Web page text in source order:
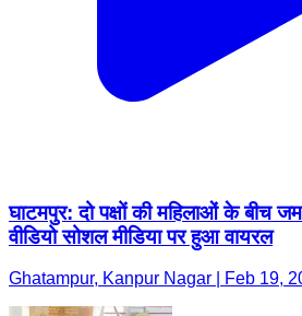
घाटमपुर: दो पक्षों की महिलाओं के बीच
वीडियो सोशल मीडिया पर हुआ वायरल
Ghatampur, Kanpur Nagar | Feb 19,